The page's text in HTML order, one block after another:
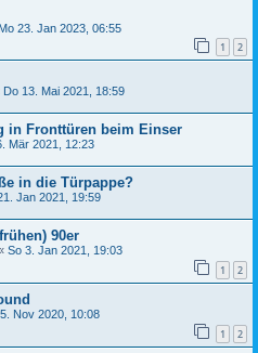
Mo 23. Jan 2023, 06:55
1 2
Do 13. Mai 2021, 18:59
in Fronttüren beim Einser
Mär 2021, 12:23
in die Türpappe?
Jan 2021, 19:59
90er
So 3. Jan 2021, 19:03
1 2
Nov 2020, 10:08
1 2